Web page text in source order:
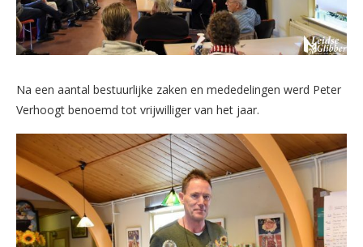
Na een aantal bestuurlijke zaken en mededelingen werd Peter
Verhoogt benoemd tot vrijwilliger van het jaar.